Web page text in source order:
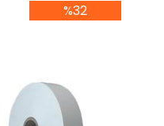
%32